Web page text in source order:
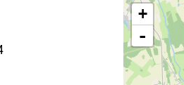
+
-